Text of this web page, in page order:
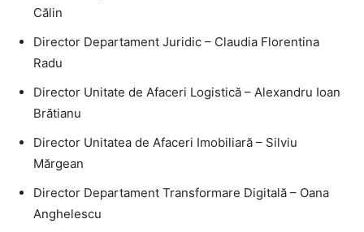
Călin
Director Departament Juridic – Claudia Florentina
Radu
Director Unitate de Afaceri Logistică – Alexandru Ioan
Brătianu
Director Unitatea de Afaceri Imobiliară – Silviu
Mărgean
Director Departament Transformare Digitală – Oana
Anghelescu